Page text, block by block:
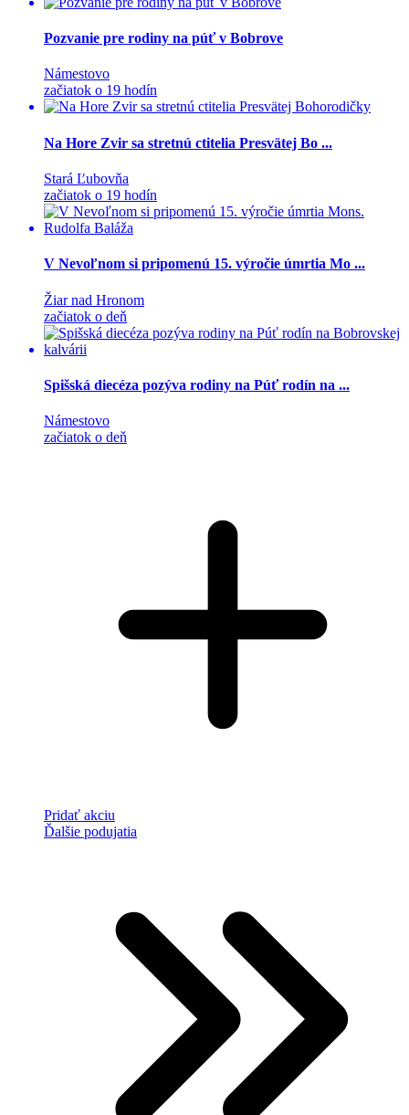
Pozvanie pre rodiny na púť v Bobrove
Námestovo
začiatok o 19 hodín
Na Hore Zvir sa stretnú ctitelia Presvätej Bo ...
Stará Ľubovňa
začiatok o 19 hodín
V Nevoľnom si pripomenú 15. výročie úmrtia Mo ...
Žiar nad Hronom
začiatok o deň
Spišská diecéza pozýva rodiny na Púť rodín na ...
Námestovo
začiatok o deň
Pridať akciu
Ďalšie podujatia